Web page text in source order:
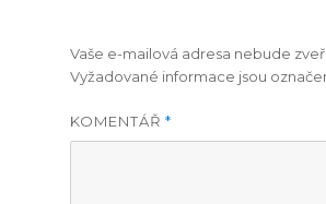
Vaše e-mailová adresa nebude
Vyžadované informace jsou
KOMENTÁŘ*